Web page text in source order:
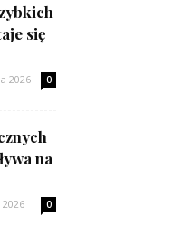
się
2026 0
na
0